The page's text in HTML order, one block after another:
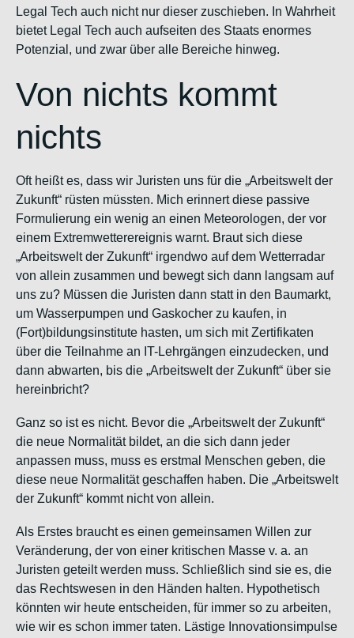
Legal Tech auch nicht nur dieser zuschieben. In Wahrheit
bietet Legal Tech auch aufseiten des Staats enormes
Potenzial, und zwar über alle Bereiche hinweg.
Von nichts kommt
nichts
Oft heißt es, dass wir Juristen uns für die „Arbeitswelt der
Zukunft“ rüsten müssten. Mich erinnert diese passive
Formulierung ein wenig an einen Meteorologen, der vor
einem Extremwetterereignis warnt. Braut sich diese
„Arbeitswelt der Zukunft“ irgendwo auf dem Wetterradar
von allein zusammen und bewegt sich dann langsam auf
uns zu? Müssen die Juristen dann statt in den Baumarkt,
um Wasserpumpen und Gaskocher zu kaufen, in
(Fort)bildungsinstitute hasten, um sich mit Zertifikaten
über die Teilnahme an IT-Lehrgängen einzudecken, und
dann abwarten, bis die „Arbeitswelt der Zukunft“ über sie
hereinbricht?
Ganz so ist es nicht. Bevor die „Arbeitswelt der Zukunft“
die neue Normalität bildet, an die sich dann jeder
anpassen muss, muss es erstmal Menschen geben, die
diese neue Normalität geschaffen haben. Die „Arbeitswelt
der Zukunft“ kommt nicht von allein.
Als Erstes braucht es einen gemeinsamen Willen zur
Veränderung, der von einer kritischen Masse v. a. an
Juristen geteilt werden muss. Schließlich sind sie es, die
das Rechtswesen in den Händen halten. Hypothetisch
könnten wir heute entscheiden, für immer so zu arbeiten,
wie wir es schon immer taten. Lästige Innovationsimpulse